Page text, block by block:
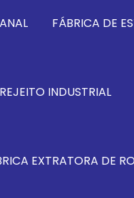
FÁBRICA DE
INDUSTRIAL
EXTRATORA DE